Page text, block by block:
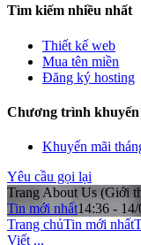
Tìm kiếm nhiều nhất
Thiết kế web
Mua tên miền
Đăng ký hosting
Chương trình khuyến
Khuyến mãi
Yêu cầu gọi lại
Trang About Us (Giới
Tin mới nhất14:36 -
Trang chủTin mới nhất
Viết ...